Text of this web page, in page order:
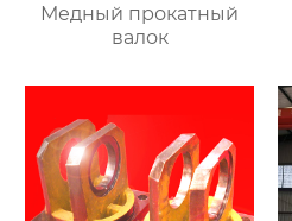
Медный прокатный
валок